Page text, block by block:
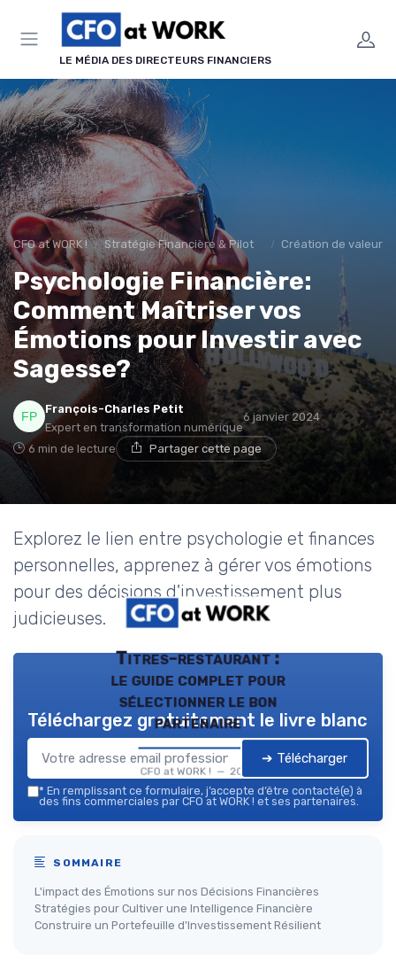
LE MÉDIA DES DIRECTEURS FINANCIERS
CFO at WORK ! Stratégie Financière & Pilotage Création de valeur
Psychologie Financière:
Comment Maîtriser vos
Émotions pour Investir avec
Sagesse?
François-Charles Petit
Expert en transformation numérique
6 janvier 2024
6 min de lecture Partager cette page
Explorez le lien entre psychologie et finances
personnelles, apprenez à gérer vos émotions
pour des décisions d'investissement plus
judicieuses.
Titres-restaurant :
le guide complet pour
sélectionner le bon
partenaire
CFO at WORK ! — 2026
Téléchargez gratuitement le livre blanc
➔ Télécharger
* En remplissant ce formulaire, j’accepte d’être contacté(e) à
des fins commerciales par CFO at WORK ! et ses partenaires.
SOMMAIRE
L'impact des Émotions sur nos Décisions Financières
Stratégies pour Cultiver une Intelligence Financière
Construire un Portefeuille d'Investissement Résilient
Panneau de gestion des cookies